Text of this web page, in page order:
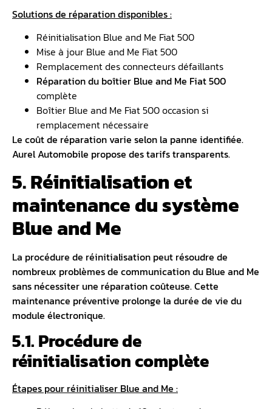
Solutions de réparation disponibles :
Réinitialisation Blue and Me Fiat 500
Mise à jour Blue and Me Fiat 500
Remplacement des connecteurs défaillants
Réparation du boîtier Blue and Me Fiat 500
complète
Boîtier Blue and Me Fiat 500 occasion si
remplacement nécessaire
Le coût de réparation varie selon la panne identifiée.
Aurel Automobile propose des tarifs transparents.
5. Réinitialisation et
maintenance du système
Blue and Me
La procédure de réinitialisation peut résoudre de
nombreux problèmes de communication du Blue and Me
sans nécessiter une réparation coûteuse. Cette
maintenance préventive prolonge la durée de vie du
module électronique.
5.1. Procédure de
réinitialisation complète
Étapes pour réinitialiser Blue and Me :